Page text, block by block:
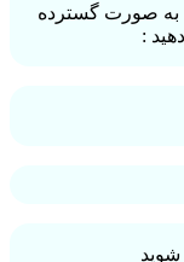
به صورت گسترده
: